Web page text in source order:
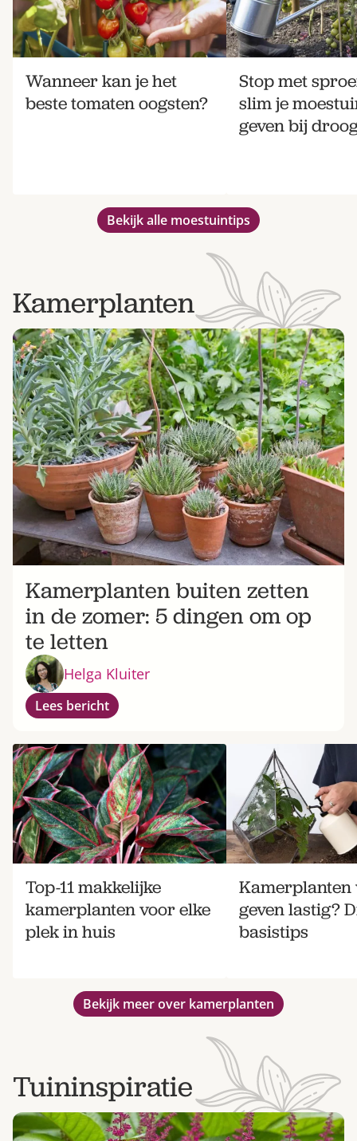
Wanneer kan je het
beste tomaten oogsten?
Stop met
slim je
geven bij
Bekijk alle moestuintips
Kamerplanten
Kamerplanten buiten zetten
in de zomer: 5 dingen om op
te letten
Helga Kluiter
Lees bericht
Top-11 makkelijke
kamerplanten voor elke
plek in huis
Kamerplanten
geven lastig?
basistips
Bekijk meer over kamerplanten
Tuininspiratie